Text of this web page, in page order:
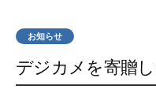
お知らせ
デジカメを寄贈